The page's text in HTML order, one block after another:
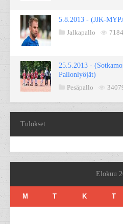
5.8.2013 - (JJK-
Jalkapallo
25.5.2013 -
Pallonlyöjät)
Pesäpallo
Tulokset
Elokuu
M T K T